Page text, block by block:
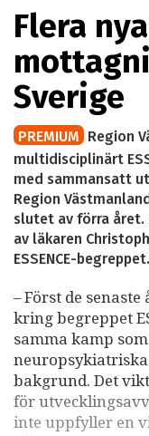
Flera nya
Sverige
PREMIUM Region
multidisciplinärt
med sammansatt
Region
slutet av förra året.
av läkaren
ESSENCE-begreppet.
– Först de
kring begreppet
samma kamp
bakgrund. Det
för
inte uppfyller en